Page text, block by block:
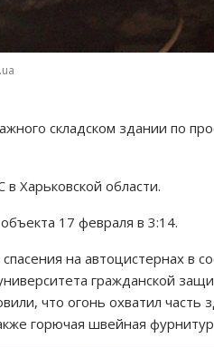
складском здании по
Харьковской области.
17 февраля в 3:14.
на автоцистернах в
гражданской
что огонь охватил часть
горючая швейная